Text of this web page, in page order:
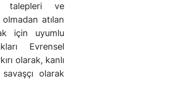
talepleri ve
atılan
için uyumlu
Evrensel
olarak, kanlı
olarak